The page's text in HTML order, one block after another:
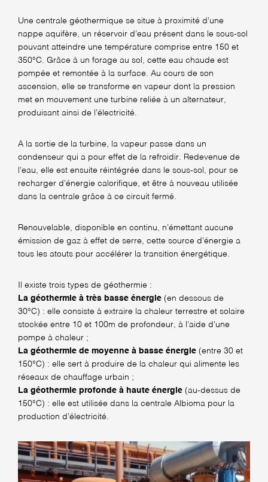
Une centrale géothermique se situe à proximité d’une
nappe aquifère, un réservoir d’eau présent dans le sous-sol
pouvant atteindre une température comprise entre 150 et
350°C. Grâce à un forage au sol, cette eau chaude est
pompée et remontée à la surface. Au cours de son
ascension, elle se transforme en vapeur dont la pression
met en mouvement une turbine reliée à un alternateur,
produisant ainsi de l’électricité.
A la sortie de la turbine, la vapeur passe dans un
condenseur qui a pour effet de la refroidir. Redevenue de
l’eau, elle est ensuite réintégrée dans le sous-sol, pour se
recharger d’énergie calorifique, et être à nouveau utilisée
dans la centrale grâce à ce circuit fermé.
Renouvelable, disponible en continu, n’émettant aucune
émission de gaz à effet de serre, cette source d’énergie a
tous les atouts pour accélérer la transition énergétique.
Il existe trois types de géothermie :
La géothermie à très basse énergie (en dessous de
30°C) : elle consiste à extraire la chaleur terrestre et solaire
stockée entre 10 et 100m de profondeur, à l’aide d’une
pompe à chaleur ;
La géothermie de moyenne à basse énergie (entre 30 et
150°C) : elle sert à produire de la chaleur qui alimente les
réseaux de chauffage urbain ;
La géothermie profonde à haute énergie (au-dessus de
150°C) : elle est utilisée dans la centrale Albioma pour la
production d’électricité.